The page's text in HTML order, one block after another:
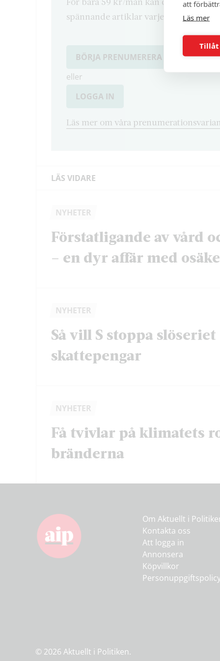
att
Läs mer
Tillåt
spännande artiklar varje månad.
BÖRJA PRENUMERERA
eller
LOGGA IN
Läs mer om våra
LÄS VIDARE
NYHETER
Förstatligande av vård
– en dyr affär med
NYHETER
Så vill S stoppa slöseriet
skattepengar
NYHETER
Få tvivlar på klimatets
bränderna
Om Aktuellt i
Kontakta oss
Att logga in
Annonsera
Köpvillkor
© 2026 Aktuellt i Politiken.